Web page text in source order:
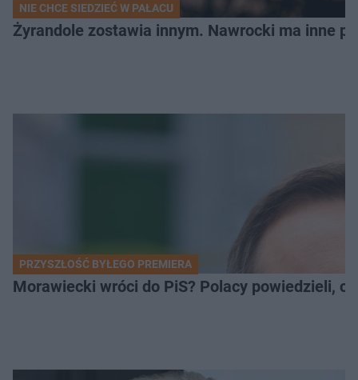
NIE CHCE SIEDZIEĆ W PAŁACU
Żyrandole zostawia innym. Nawrocki ma inne
PRZYSZŁOŚĆ BYŁEGO PREMIERA
Morawiecki wróci do PiS? Polacy powiedzieli,